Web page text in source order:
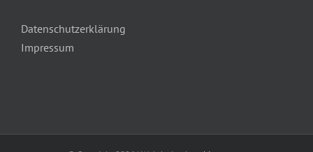
Datenschutzerklärung
Impressum